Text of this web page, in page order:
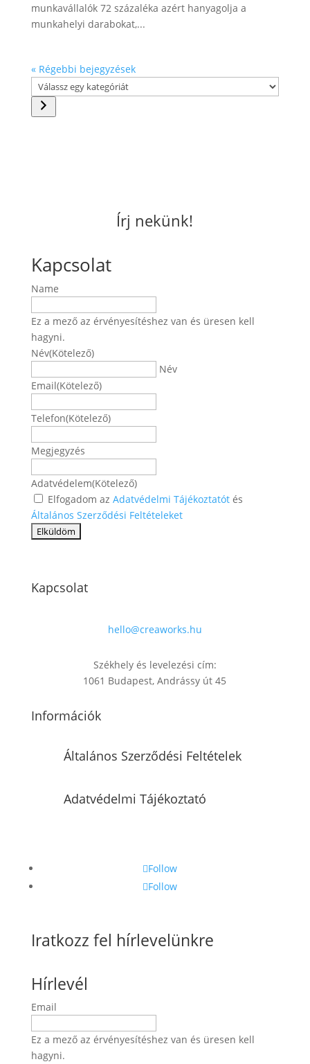
munkavállalók 72 százaléka azért hanyagolja a
munkahelyi darabokat,...
« Régebbi bejegyzések
Válassz
egy
kategóriát
Írj nekünk!
Kapcsolat
Name
Ez a mező az érvényesítéshez van és üresen kell
hagyni.
Név(Kötelező)
Név
Email(Kötelező)
Telefon(Kötelező)
Megjegyzés
Adatvédelem(Kötelező)
Elfogadom az Adatvédelmi Tájékoztatótés
Általános Szerződési Feltételeket
Kapcsolat
hello@creaworks.hu
Székhely és levelezési cím:
1061 Budapest, Andrássy út 45
Információk
Általános Szerződési Feltételek
Adatvédelmi Tájékoztató
Follow
Follow
Iratkozz fel hírlevelünkre
Hírlevél
Email
Ez a mező az érvényesítéshez van és üresen kell
hagyni.